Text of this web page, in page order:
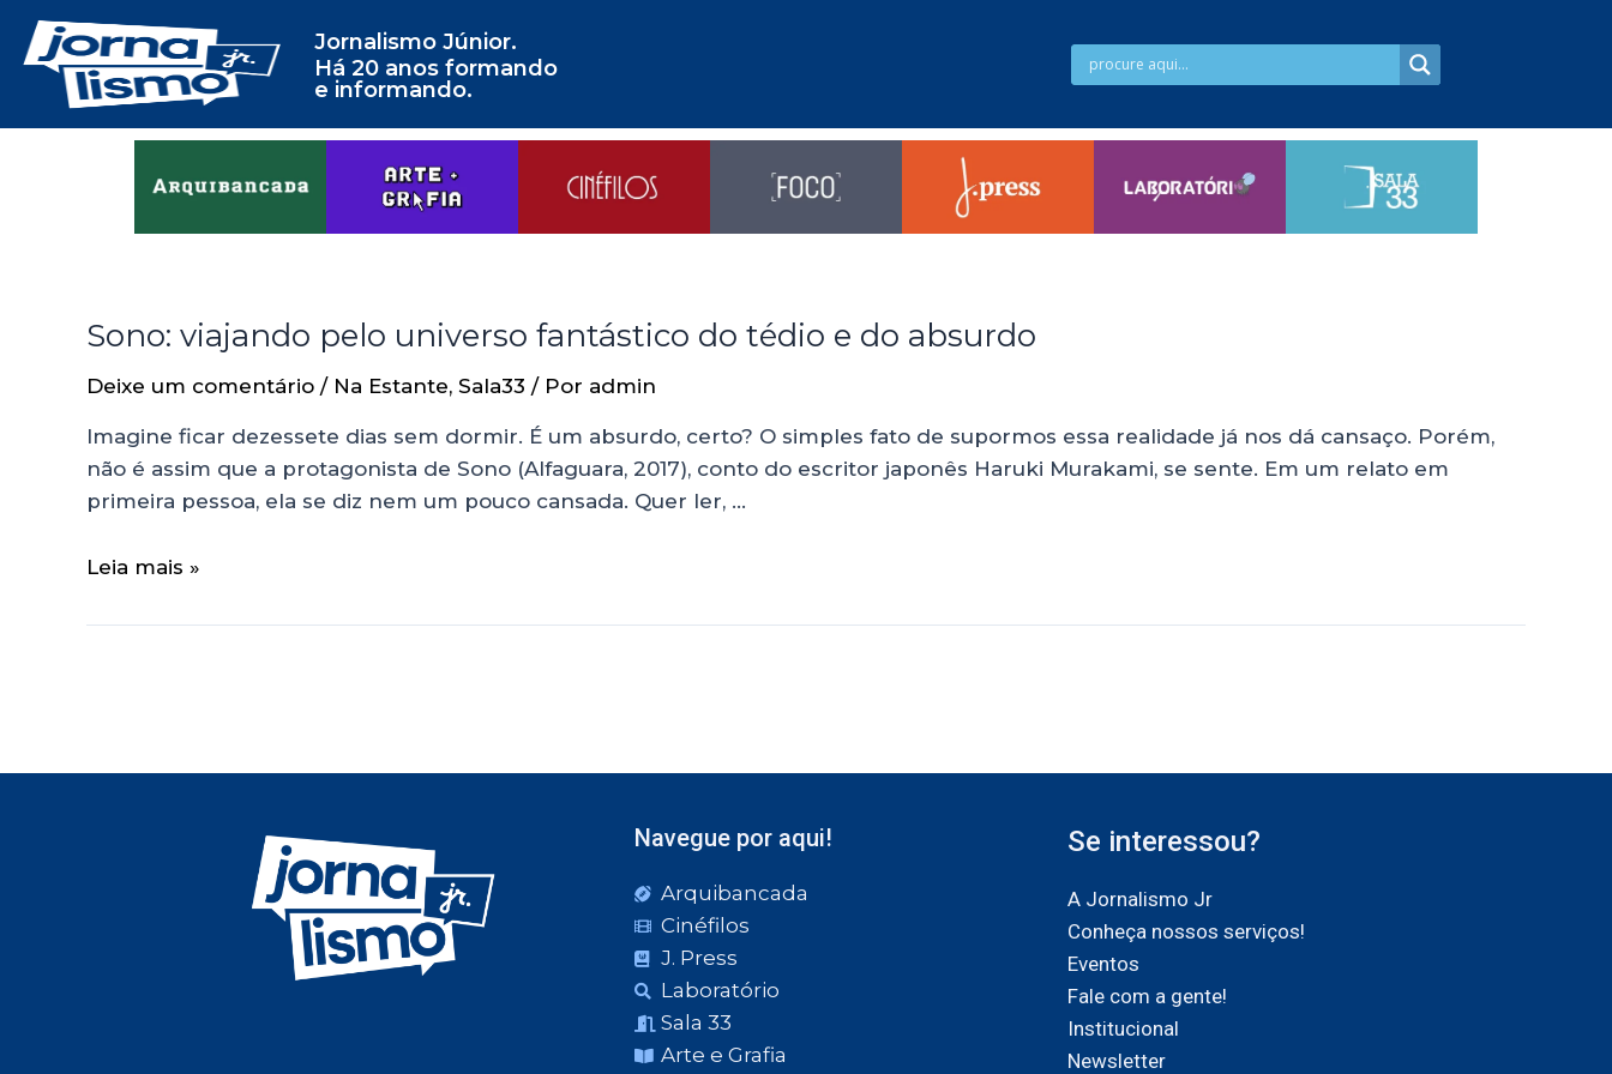
Jornalismo Júnior.
Há 20 anos formando
e informando.
Sono: viajando pelo universo fantástico do tédio e do absurdo
Deixe um comentário / Na Estante, Sala33 / Por admin
Imagine ficar dezessete dias sem dormir. É um absurdo, certo? O simples fato de supormos essa realidade já nos dá cansaço. Porém,
não é assim que a protagonista de Sono (Alfaguara, 2017), conto do escritor japonês Haruki Murakami, se sente. Em um relato em
primeira pessoa, ela se diz nem um pouco cansada. Quer ler, …
Leia mais »
Navegue por aqui!
Arquibancada
Cinéfilos
J. Press
Laboratório
Sala 33
Arte e Grafia
Se interessou?
A Jornalismo Jr
Conheça nossos serviços!
Eventos
Fale com a gente!
Institucional
Newsletter